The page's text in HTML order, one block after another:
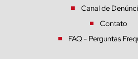
Canal de
Contato
FAQ - Perguntas